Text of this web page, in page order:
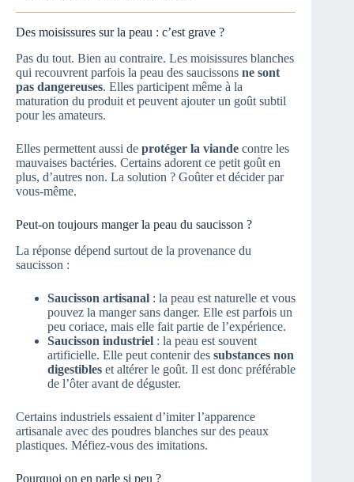
Des moisissures sur la peau : c’est grave ?
Pas du tout. Bien au contraire. Les moisissures blanches
qui recouvrent parfois la peau des saucissons ne sont
pas dangereuses. Elles participent même à la
maturation du produit et peuvent ajouter un goût subtil
pour les amateurs.
Elles permettent aussi de protéger la viande contre les
mauvaises bactéries. Certains adorent ce petit goût en
plus, d’autres non. La solution ? Goûter et décider par
vous-même.
Peut-on toujours manger la peau du saucisson ?
La réponse dépend surtout de la provenance du
saucisson :
Saucisson artisanal : la peau est naturelle et vous
pouvez la manger sans danger. Elle est parfois un
peu coriace, mais elle fait partie de l’expérience.
Saucisson industriel : la peau est souvent
artificielle. Elle peut contenir des substances non
digestibles et altérer le goût. Il est donc préférable
de l’ôter avant de déguster.
Certains industriels essaient d’imiter l’apparence
artisanale avec des poudres blanches sur des peaux
plastiques. Méfiez-vous des imitations.
Pourquoi on en parle si peu ?